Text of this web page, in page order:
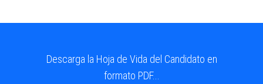
Descarga la Hoja de Vida del Candidato en
formato PDF...